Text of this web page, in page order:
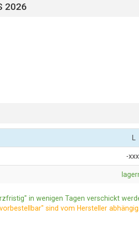
2026
L
-
in wenigen Tagen verschickt
sind vom Hersteller abhängig.